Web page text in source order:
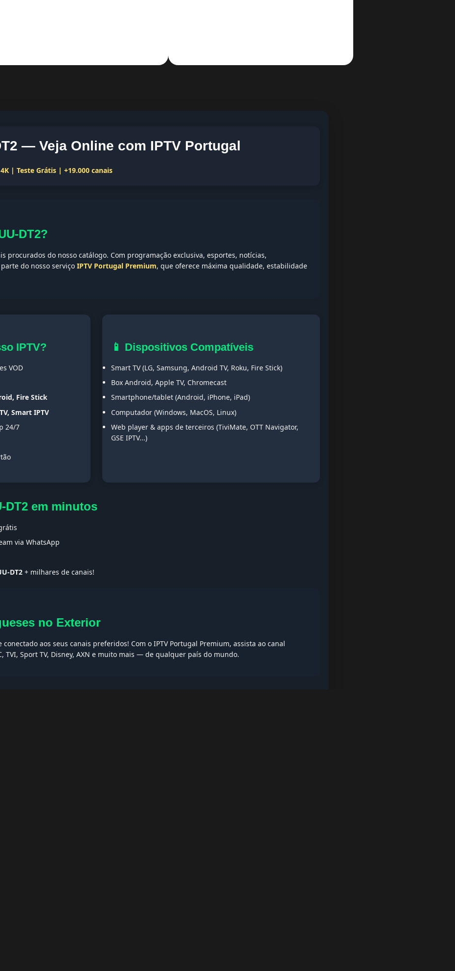
— Veja Online com IPTV Portugal
| Teste Grátis | +19.000 canais
DT2?
procurados do nosso catálogo. Com programação exclusiva, esportes, notícias,
do nosso serviço IPTV Portugal Premium, que oferece máxima qualidade, estabilidade
IPTV?
VOD
Fire Stick
Smart IPTV
24/7
📱 Dispositivos Compatíveis
Smart TV (LG, Samsung, Android TV, Roku, Fire Stick)
Box Android, Apple TV, Chromecast
Smartphone/tablet (Android, iPhone, iPad)
Computador (Windows, MacOS, Linux)
Web player & apps de terceiros (TiviMate, OTT Navigator,
GSE IPTV...)
DT2 em minutos
via WhatsApp
DT2 + milhares de canais!
no Exterior
aos seus canais preferidos! Com o IPTV Portugal Premium, assista ao canal
TVI, Sport TV, Disney, AXN e muito mais — de qualquer país do mundo.